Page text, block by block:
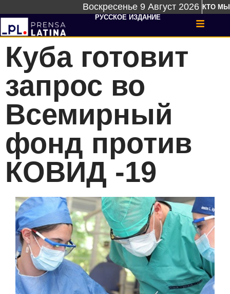
Воскресенье 9 Август 2026 КТО МЫ
РУССКОЕ ИЗДАНИЕ
Куба готовит
запрос во
Всемирный
фонд против
КОВИД -19